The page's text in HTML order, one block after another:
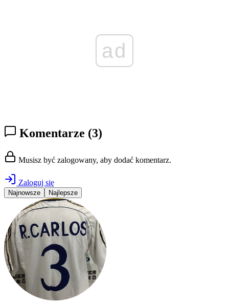
ad
Komentarze (3)
Musisz być zalogowany, aby dodać komentarz.
Zaloguj się
Najnowsze Najlepsze